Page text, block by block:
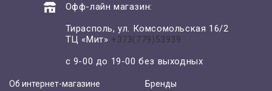
Офф-лайн магазин:
Тирасполь, ул. Комсомольская 16/2
ТЦ «Мит» +373(779)53939
с 9-00 до 19-00 без выходных
Об интернет-магазине
Бренды